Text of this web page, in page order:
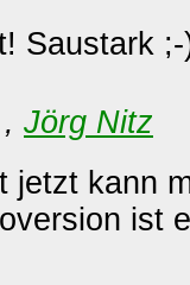
Saustark
Jörg Nitz
jetzt kann
ist